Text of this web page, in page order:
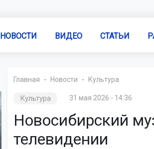
НОВОСТИ ВИДЕО СТАТЬИ
Главная Новости Культура
Культура 31 мая 2026 - 14:36
Новосибирский
телевидении